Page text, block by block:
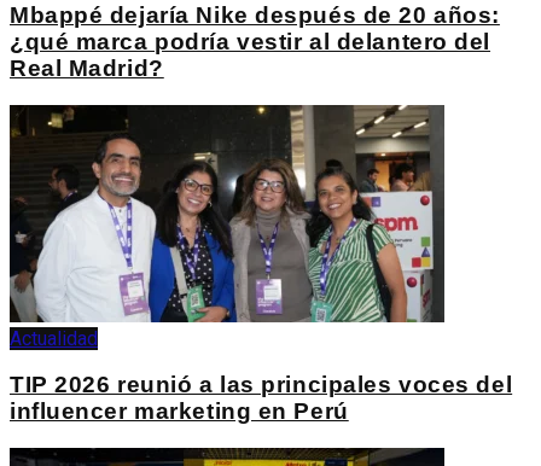
Mbappé dejaría Nike después de 20 años:
¿qué marca podría vestir al delantero del
Real Madrid?
Actualidad
TIP 2026 reunió a las principales voces del
influencer marketing en Perú